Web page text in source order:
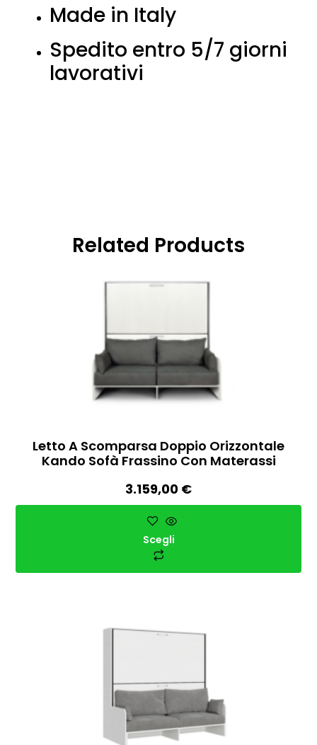
Made in Italy
Spedito entro 5/7 giorni
lavorativi
Related Products
Letto A Scomparsa Doppio Orizzontale
Kando Sofà Frassino Con Materassi
3.159,00 €
Scegli